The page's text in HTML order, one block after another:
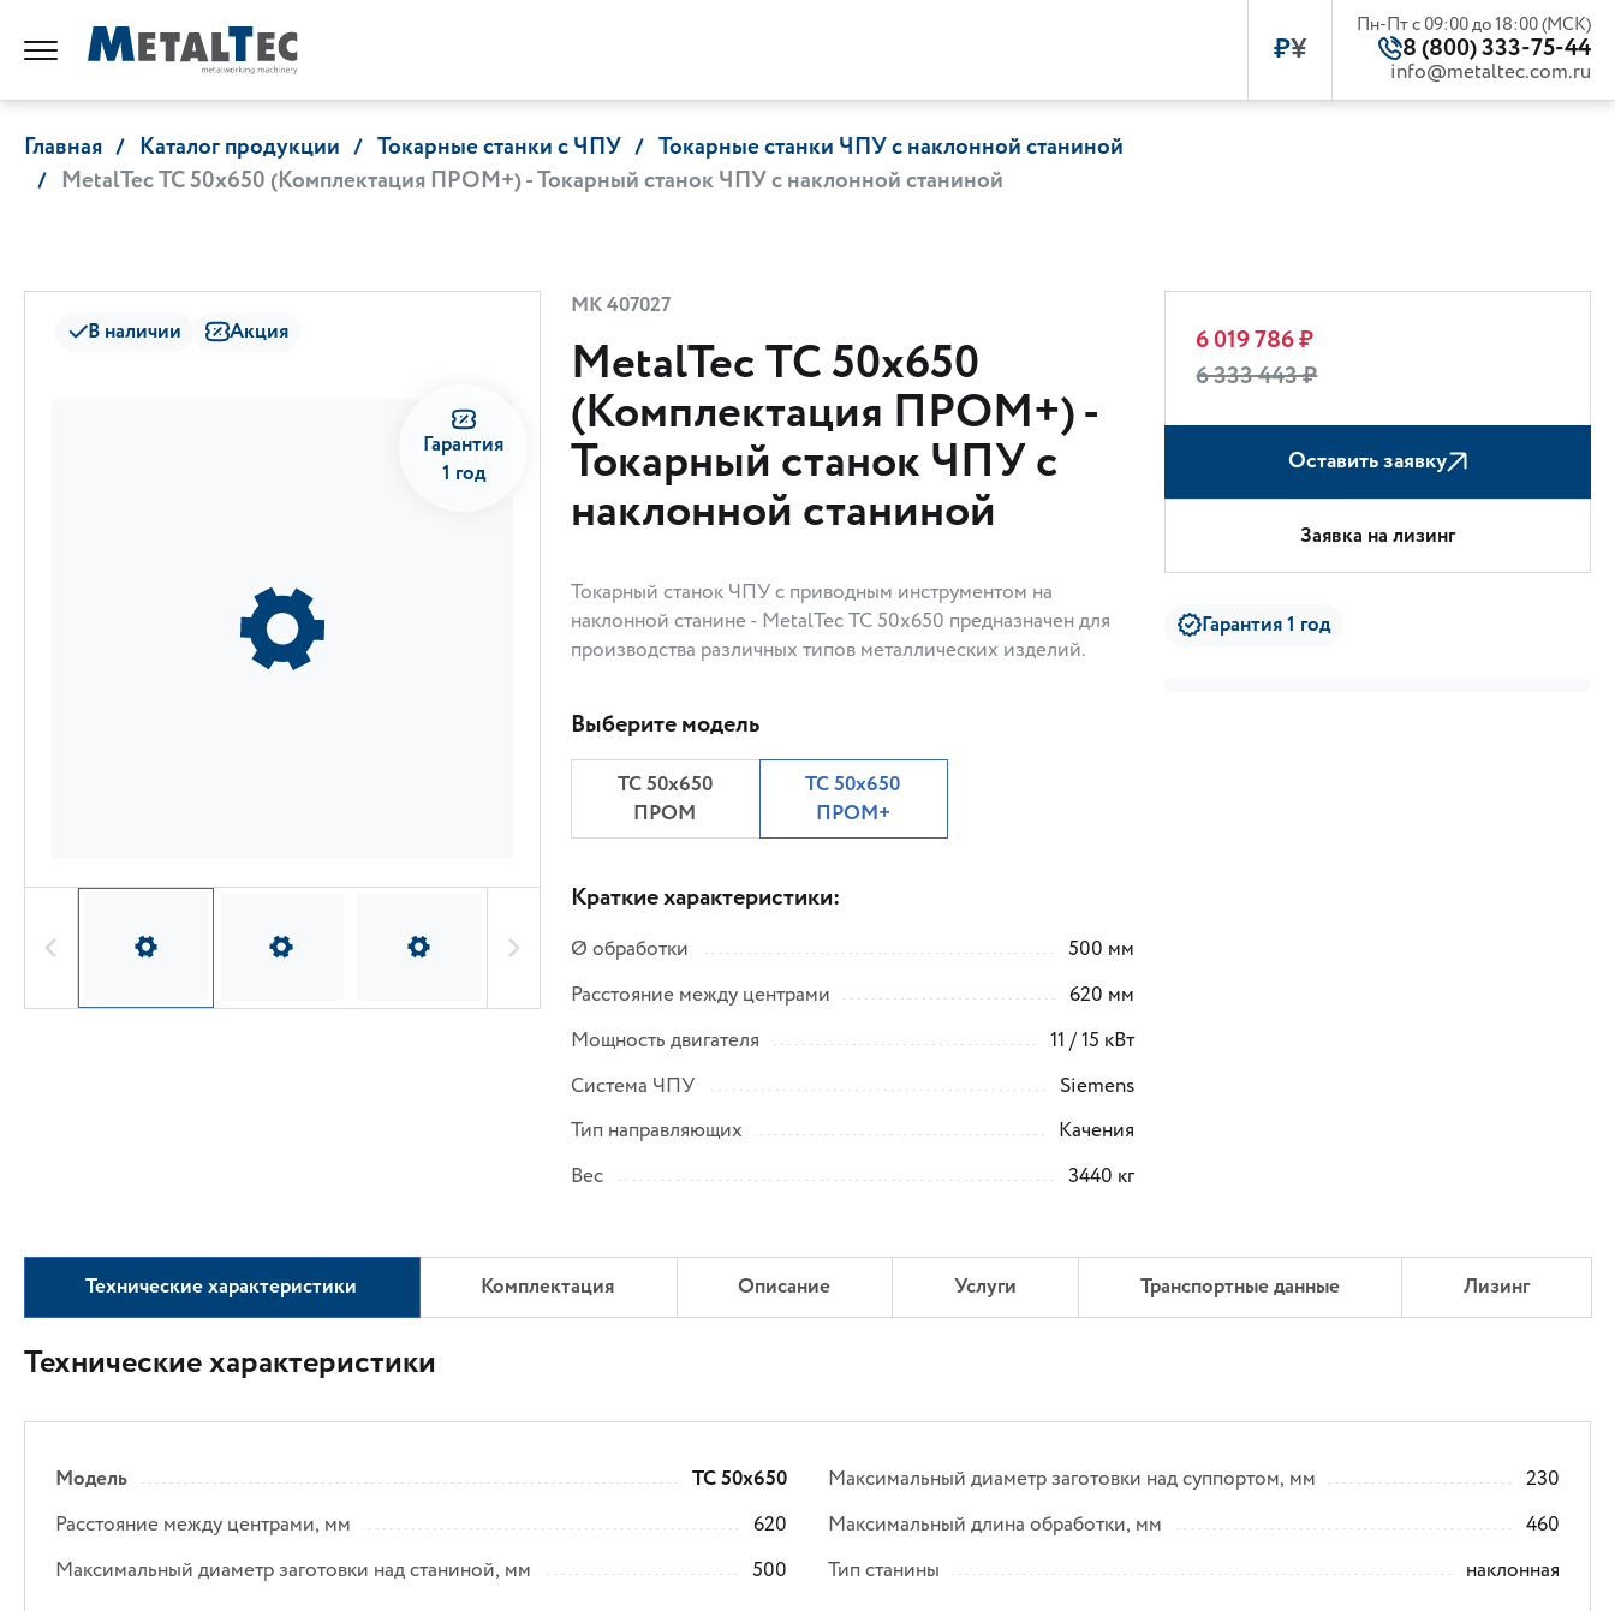
₽¥
Пн-Пт с 09:00 до 18:00 (МСК)
8 (800) 333-75-44
info@metaltec.com.ru
Главная Каталог продукции Токарные станки с ЧПУ
Токарные станки ЧПУ c наклонной станиной
MetalTec ТС 50х650 (Комплектация ПРОМ+) - Токарный станок ЧПУ с наклонной станиной
В наличии Акция
Гарантия
1 год
МК 407027
MetalTec ТС 50х650
(Комплектация ПРОМ+) -
Токарный станок ЧПУ с
наклонной станиной
Токарный станок ЧПУ c приводным инструментом на
наклонной станине - MetalTec ТС 50х650 предназначен для
производства различных типов металлических изделий.
Выберите модель
ТС 50х650
ПРОМ
ТС 50х650
ПРОМ+
Краткие характеристики:
Ø обработки
500 мм
Расстояние между центрами
620 мм
Мощность двигателя
11 / 15 кВт
Система ЧПУ
Siemens
Тип направляющих
Качения
Вес
3440 кг
6 019 786 ₽
6 333 443 ₽
Оставить заявку
Заявка на лизинг
Гарантия 1 год
Технические характеристики Комплектация Описание Услуги Транспортные данные Лизинг
Технические характеристики
Модель
ТС 50х650
Расстояние между центрами, мм
620
Максимальный диаметр заготовки над станиной, мм
500
Максимальный диаметр заготовки над суппортом, мм
230
Максимальный длина обработки, мм
460
Тип станины
наклонная